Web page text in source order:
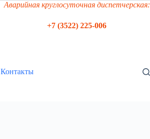
Аварийная круглосуточная диспетчерская:
+7 (3522) 225-006
Контакты